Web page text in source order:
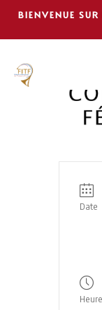
BIENVENUE
Date
Heure